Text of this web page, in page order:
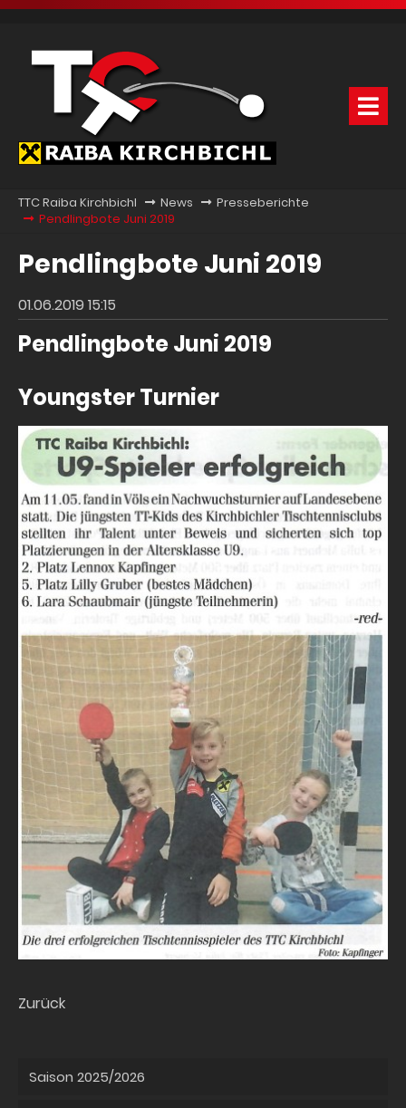
TTC Raiba Kirchbichl News
Presseberichte
Pendlingbote Juni 2019
Pendlingbote Juni 2019
01.06.2019 15:15
Pendlingbote Juni 2019
Youngster Turnier
Zurück
Saison 2025/2026